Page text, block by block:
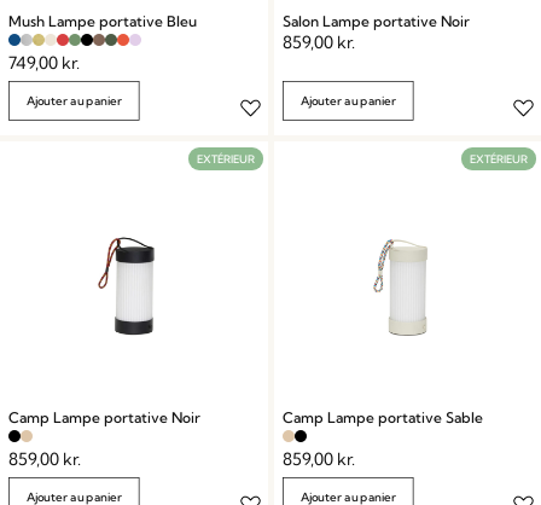
Mush Lampe portative Bleu
749,00 kr.
Ajouter au panier
Salon Lampe portative Noir
859,00 kr.
Ajouter au panier
EXTÉRIEUR
Camp Lampe portative Noir
859,00 kr.
Ajouter au panier
EXTÉRIEUR
Camp Lampe portative Sable
859,00 kr.
Ajouter au panier